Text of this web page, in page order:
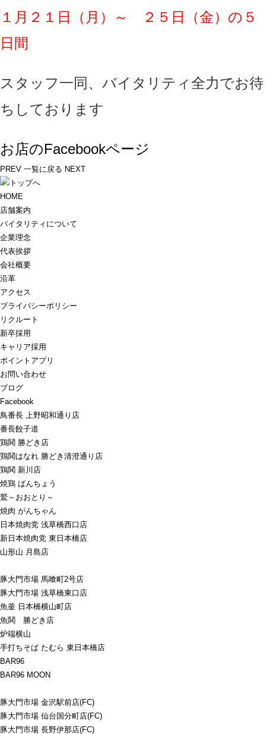
１月２１日（月）～ ２５日（金）の５
日間
スタッフ一同、バイタリティ全力でお待
ちしております
お店のFacebookページ
PREV 一覧に戻る NEXT
HOME
店舗案内
バイタリティについて
企業理念
代表挨拶
会社概要
沿革
アクセス
プライバシーポリシー
リクルート
新卒採用
キャリア採用
ポイントアプリ
お問い合わせ
ブログ
Facebook
鳥番長 上野昭和通り店
番長餃子道
鶏鬨 勝どき店
鶏鬨はなれ 勝どき清澄通り店
鶏鬨 新川店
焼鶏 ばんちょう
鷲～おおとり～
焼肉 がんちゃん
日本焼肉党 浅草橋西口店
新日本焼肉党 東日本橋店
山形山 月島店
豚大門市場 馬喰町2号店
豚大門市場 浅草橋東口店
魚釜 日本橋横山町店
魚鬨 勝どき店
炉端横山
手打ちそば たむら 東日本橋店
BAR96
BAR96 MOON
豚大門市場 金沢駅前店(FC)
豚大門市場 仙台国分町店(FC)
豚大門市場 長野伊那店(FC)